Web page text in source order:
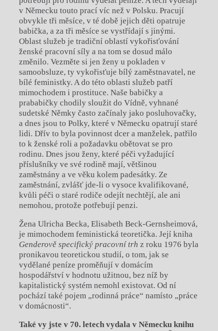
v Německu touto prací víc než v Polsku. Pracují
obvykle tři měsíce, v té době jejich děti opatruje
babička, a za tři měsíce se vystřídají s jinými.
Oblast služeb je tradiční oblastí vykořisťování
ženské pracovní síly a na tom se dosud málo
změnilo. Vezměte si jen ženy u pokladen v
samoobsluze, ty vykořisťuje bílý zaměstnavatel, ne
bílé feministky. A do této oblasti služeb patří
mimochodem i prostituce. Naše babičky a
prababičky chodily sloužit do Vídně, vyhnané
sudetské Němky často začínaly jako posluhovačky,
a dnes jsou to Polky, které v Německu opatrují staré
lidi. Dřív to byla povinnost dcer a manželek, patřilo
to k ženské roli a požadavku obětovat se pro
rodinu. Dnes jsou ženy, které péči vyžadující
příslušníky ve své rodině mají, většinou
zaměstnány a ve věku kolem padesátky. Ze
zaměstnání, zvlášť jde-li o vysoce kvalifikované,
kvůli péči o staré rodiče odejít nechtějí, ale ani
nemohou, protože potřebují penzi.
Žena Ulricha Becka, Elisabeth Beck-Gernsheimová,
je mimochodem feministická teoretička. Její kniha
Genderově specifický pracovní trh z roku 1976 byla
pronikavou teoretickou studií, o tom, jak se
vydělané peníze proměňují v domácím
hospodářství v hodnotu užitnou, bez níž by
kapitalistický systém nemohl existovat. Od ní
pochází také pojem „rodinná práce“ namísto „práce
v domácnosti“.
Také vy jste v 70. letech vydala v Německu knihu